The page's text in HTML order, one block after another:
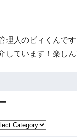
理人のビィくんで
しています！楽し